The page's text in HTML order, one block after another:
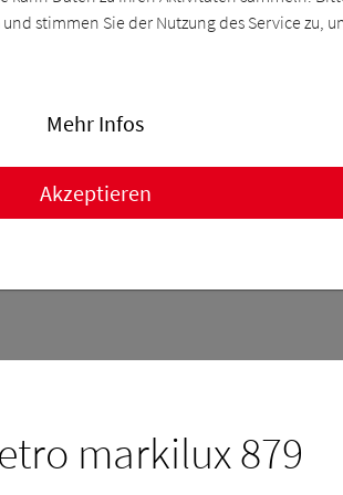
stimmen Sie der Nutzung des Service zu,
Mehr Infos
Akzeptieren
markilux 879